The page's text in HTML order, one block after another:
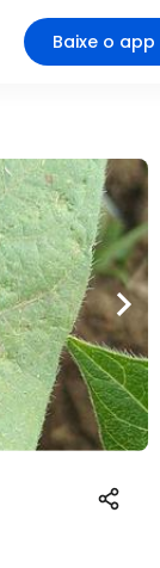
Baixe o app